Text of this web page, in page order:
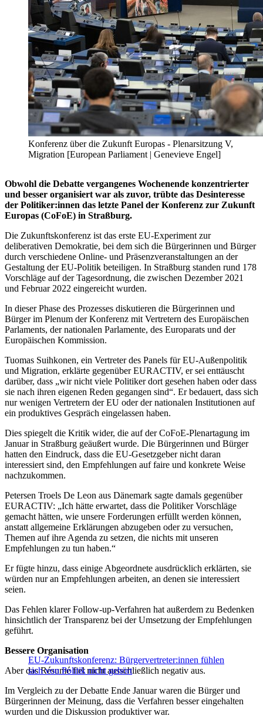
Konferenz über die Zukunft Europas - Plenarsitzung V,
Migration [European Parliament | Genevieve Engel]
Obwohl die Debatte vergangenes Wochenende konzentrierter
und besser organisiert war als zuvor, trübte das Desinteresse
der Politiker:innen das letzte Panel der Konferenz zur Zukunft
Europas (CoFoE) in Straßburg.
Die Zukunftskonferenz ist das erste EU-Experiment zur
deliberativen Demokratie, bei dem sich die Bürgerinnen und Bürger
durch verschiedene Online- und Präsenzveranstaltungen an der
Gestaltung der EU-Politik beteiligen. In Straßburg standen rund 178
Vorschläge auf der Tagesordnung, die zwischen Dezember 2021
und Februar 2022 eingereicht wurden.
In dieser Phase des Prozesses diskutieren die Bürgerinnen und
Bürger im Plenum der Konferenz mit Vertretern des Europäischen
Parlaments, der nationalen Parlamente, des Europarats und der
Europäischen Kommission.
Tuomas Suihkonen, ein Vertreter des Panels für EU-Außenpolitik
und Migration, erklärte gegenüber EURACTIV, er sei enttäuscht
darüber, dass „wir nicht viele Politiker dort gesehen haben oder dass
sie nach ihren eigenen Reden gegangen sind“. Er bedauert, dass sich
nur wenigen Vertretern der EU oder der nationalen Institutionen auf
ein produktives Gespräch eingelassen haben.
Dies spiegelt die Kritik wider, die auf der CoFoE-Plenartagung im
Januar in Straßburg geäußert wurde. Die Bürgerinnen und Bürger
hatten den Eindruck, dass die EU-Gesetzgeber nicht daran
interessiert sind, den Empfehlungen auf faire und konkrete Weise
nachzukommen.
Petersen Troels De Leon aus Dänemark sagte damals gegenüber
EURACTIV: „Ich hätte erwartet, dass die Politiker Vorschläge
gemacht hätten, wie unsere Forderungen erfüllt werden können,
anstatt allgemeine Erklärungen abzugeben oder zu versuchen,
Themen auf ihre Agenda zu setzen, die nichts mit unseren
Empfehlungen zu tun haben.“
Er fügte hinzu, dass einige Abgeordnete ausdrücklich erklärten, sie
würden nur an Empfehlungen arbeiten, an denen sie interessiert
seien.
Das Fehlen klarer Follow-up-Verfahren hat außerdem zu Bedenken
hinsichtlich der Transparenz bei der Umsetzung der Empfehlungen
geführt.
EU-Zukunftskonferenz: Bürgervertreter:innen fühlen
sich von Politik nicht gehört
Bessere Organisation
Aber das Ré­su­mé fiel nicht ausschließlich negativ aus.
Im Vergleich zu der Debatte Ende Januar waren die Bürger und
Bürgerinnen der Meinung, dass die Verfahren besser eingehalten
wurden und die Diskussion produktiver war.